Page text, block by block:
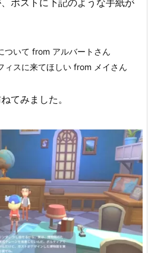
ついて from アルバートさん
ィスに来てほしい from メイさん
てみました。